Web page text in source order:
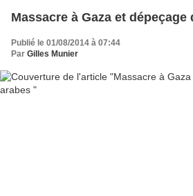
Massacre à Gaza et dépeçage
Publié le 01/08/2014 à 07:44
Par Gilles Munier